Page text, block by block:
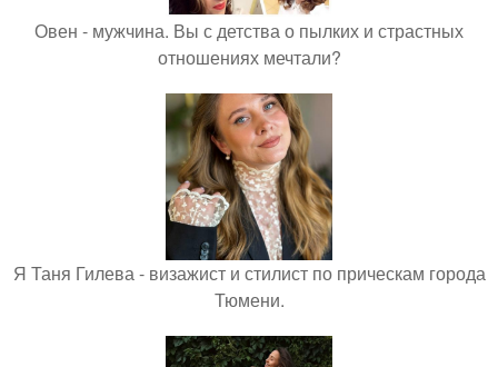
Овен - мужчина. Вы с детства о пылких и страстных
отношениях мечтали?
Я Таня Гилева - визажист и стилист по прическам города
Тюмени.